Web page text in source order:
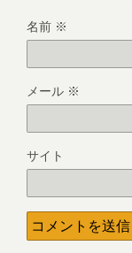
名前 ※
メール ※
サイト